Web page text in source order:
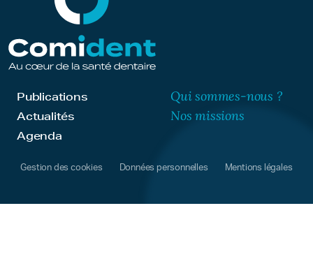
Publications
Actualités
Agenda
Qui sommes-nous ?
Nos missions
Gestion des cookies Données personnelles Mentions légales